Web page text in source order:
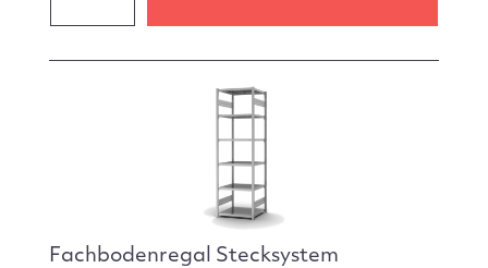
Fachbodenregal Stecksystem